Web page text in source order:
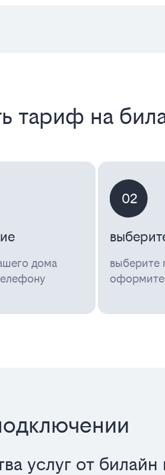
тариф на
дома
02
выберите
оформите
услуг от